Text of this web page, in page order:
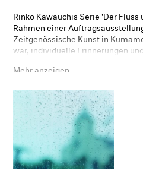
Rinko Kawauchis Serie 'Der
Rahmen einer
Zeitgenössische Kunst in
war, individuelle Erinnerungen
offener Aufruf führte zu
Parks und der Küste bis hin zu
Strasse und einem Teich mit
Gemeinschaftsarbeit zwischen
der Stadt, die Erinnerungen auf
persönliche Art und Weise
Mehr anzeigen